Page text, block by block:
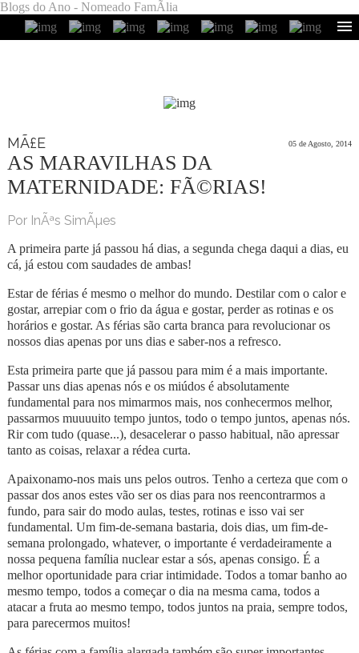
Blogs do Ano - Nomeado FamÃ­lia
MÃ£E 05 de Agosto, 2014
AS MARAVILHAS DA
MATERNIDADE: FÃ©RIAS!
Por InÃªs SimÃµes
A primeira parte já passou há dias, a segunda chega daqui a dias, eu
cá, já estou com saudades de ambas!
Estar de férias é mesmo o melhor do mundo. Destilar com o calor e
gostar, arrepiar com o frio da água e gostar, perder as rotinas e os
horários e gostar. As férias são carta branca para revolucionar os
nossos dias apenas por uns dias e saber-nos a refresco.
Esta primeira parte que já passou para mim é a mais importante.
Passar uns dias apenas nós e os miúdos é absolutamente
fundamental para nos mimarmos mais, nos conhecermos melhor,
passarmos muuuuito tempo juntos, todo o tempo juntos, apenas nós.
Rir com tudo (quase...), desacelerar o passo habitual, não apressar
tanto as coisas, relaxar a rédea curta.
Apaixonamo-nos mais uns pelos outros. Tenho a certeza que com o
passar dos anos estes vão ser os dias para nos reencontrarmos a
fundo, para sair do modo aulas, testes, rotinas e isso vai ser
fundamental. Um fim-de-semana bastaria, dois dias, um fim-de-
semana prolongado, whatever, o importante é verdadeiramente a
nossa pequena família nuclear estar a sós, apenas consigo. É a
melhor oportunidade para criar intimidade. Todos a tomar banho ao
mesmo tempo, todos a começar o dia na mesma cama, todos a
atacar a fruta ao mesmo tempo, todos juntos na praia, sempre todos,
para parecermos muitos!